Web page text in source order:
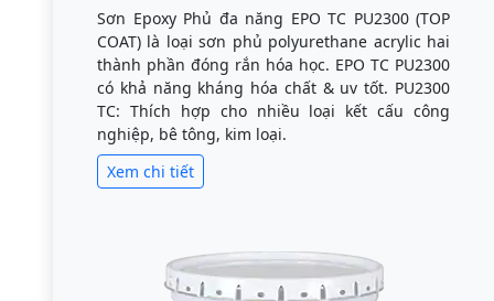
Sơn Epoxy Phủ đa năng EPO TC PU2300 (TOP
COAT) là loại sơn phủ polyurethane acrylic hai
thành phần đóng rắn hóa học. EPO TC PU2300
có khả năng kháng hóa chất & uv tốt. PU2300
TC: Thích hợp cho nhiều loại kết cấu công
nghiệp, bê tông, kim loại.
Xem chi tiết